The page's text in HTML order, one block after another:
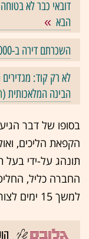
דובאי כבר לא
הבא
השכרתם דירה ב-7,000 שקל בחודש. כמה מס תשלמו?
לא רק קוד:
הבינה המלאכותית (
בסופו של דבר
הקפאת הליכים,
תונהג על-ידי בעל
החברה כליל,
למשך 15 ימים לצורך מינוי מפרק. (פש"ר 1231/09).